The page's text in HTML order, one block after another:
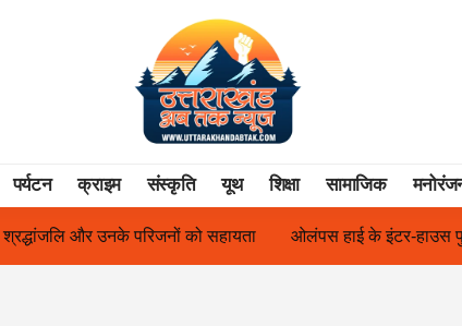
पर्यटन क्राइम संस्कृति यूथ शिक्षा सामाजिक
ओलंपस हाई के इंटर-हाउस फुटबॉल टूर्नामेंट में रिग हाउस बना चैंपियन